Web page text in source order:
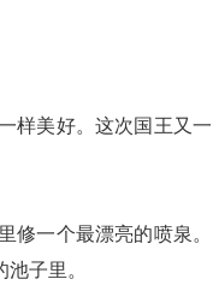
样美好。这次国王又一
修一个最漂亮的喷泉。
子里。